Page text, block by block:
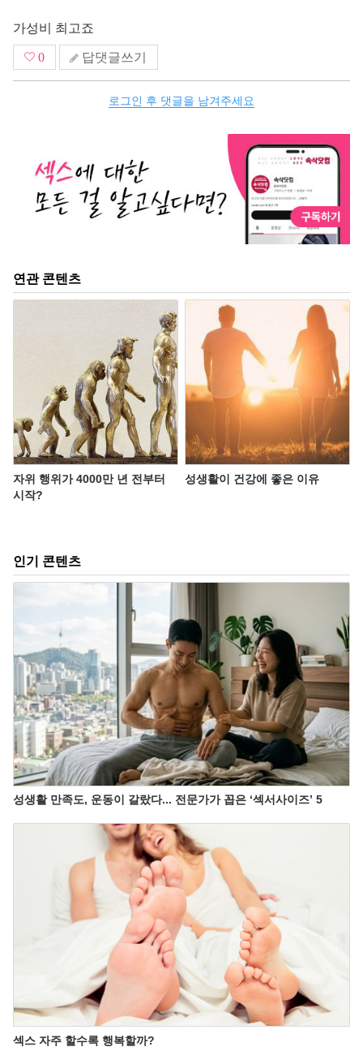
가성비 최고죠
0 답댓글쓰기
로그인 후 댓글을 남겨주세요
연관 콘텐츠
자위 행위가 4000만 년 전부터
시작?
성생활이 건강에 좋은 이유
인기 콘텐츠
성생활 만족도, 운동이 갈랐다... 전문가가 꼽은 ‘섹서사이즈’ 5
섹스 자주 할수록 행복할까?